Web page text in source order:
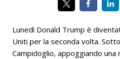
Lunedì Donald Trump è
Uniti per la seconda volta.
Campidoglio, appoggiando una